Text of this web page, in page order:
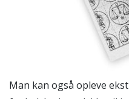
Man kan også opleve